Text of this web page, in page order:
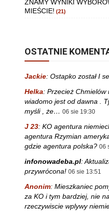
ZNAMY WYNIKI
MIEŚCIE! (21)
OSTATNIE
Jackie: Ostapko został I
Helka: Przecież Chmielów
wiadomo jest od dawna .
myśli , że… 06 sie 19:30
J 23: KO agentura
agentura Rzymian
gdzie agentura polska? 06
infonowadeba.pl:
przywrócona! 06 sie 13:51
Anonim: Mieszkaniec
za KO i tym bardziej, nie
rzeczywiscie wplywy